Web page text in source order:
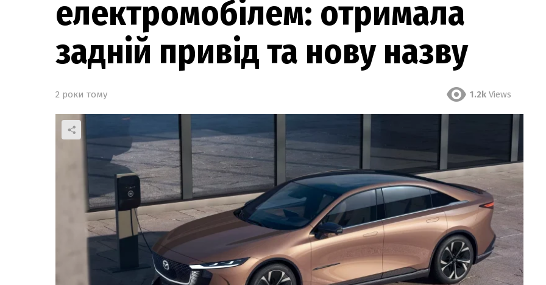
електромобілем: отримала
задній привід та нову назву
2 роки тому 1.2k Views